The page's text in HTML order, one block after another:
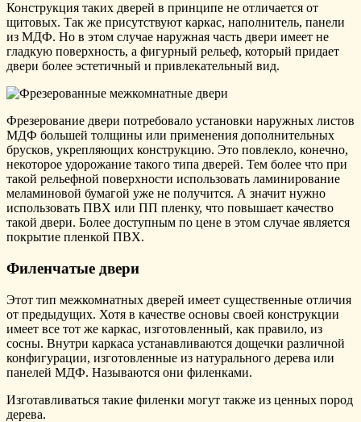
Конструкция таких дверей в принципе не отличается от
щитовых. Так же присутствуют каркас, наполнитель, панели
из МДФ. Но в этом случае наружная часть двери имеет не
гладкую поверхность, а фигурный рельеф, который придает
двери более эстетичный и привлекательный вид.
Фрезерование двери потребовало установки наружных листов
МДФ большей толщины или применения дополнительных
брусков, укрепляющих конструкцию. Это повлекло, конечно,
некоторое удорожание такого типа дверей. Тем более что при
такой рельефной поверхности использовать ламинирование
меламиновой бумагой уже не получится. А значит нужно
использовать ПВХ или ПП пленку, что повышает качество
такой двери. Более доступным по цене в этом случае является
покрытие пленкой ПВХ.
Филенчатые двери
Этот тип межкомнатных дверей имеет существенные отличия
от предыдущих. Хотя в качестве основы своей конструкции
имеет все тот же каркас, изготовленный, как правило, из
сосны. Внутри каркаса устанавливаются дощечки различной
конфигурации, изготовленные из натурального дерева или
панелей МДФ. Называются они филенками.
Изготавливаться такие филенки могут также из ценных пород
дерева.